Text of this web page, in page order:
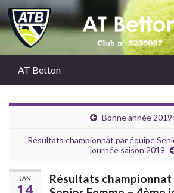
AT Betton
Bonne année 2019
Résultats championnat par équipe
journée saison 2019
JAN
Résultats championnat